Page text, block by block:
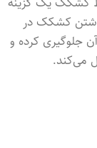
کشکک در
جلوگیری کرده و
می‌کند.